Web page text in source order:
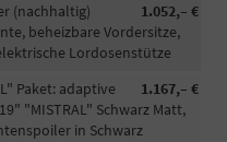
1.052,– €
(nachhaltig)
beheizbare Vordersitze,
Lordosenstütze
1.167,– €
Paket: adaptive
"MISTRAL" Schwarz Matt,
in Schwarz